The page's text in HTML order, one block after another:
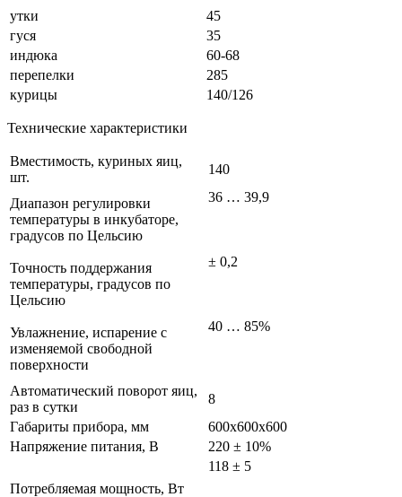
утки
45
гуся
35
индюка
60-68
перепелки
285
курицы
140/126
Технические характеристики
Вместимость, куриных яиц,
шт.
140
Диапазон регулировки
температуры в инкубаторе,
градусов по Цельсию
36 … 39,9
Точность поддержания
температуры, градусов по
Цельсию
± 0,2
Увлажнение, испарение с
изменяемой свободной
поверхности
40 … 85%
Автоматический поворот яиц,
раз в сутки
8
Габариты прибора, мм
600х600х600
Напряжение питания, В
220 ± 10%
Потребляемая мощность, Вт
118 ± 5